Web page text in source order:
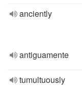
anciently
antiguamente
tumultuously